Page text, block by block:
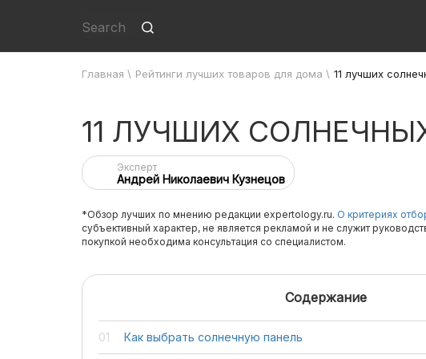
Главная \ Рейтинги лучших товаров для дома \ 11 лучших
11 ЛУЧШИХ
Эксперт
Андрей Николаевич Кузнецов
*Обзор лучших по мнению редакции expertology.ru. О критериях
субъективный характер, не является рекламой и не служит
покупкой необходима консультация со специалистом.
Содержание
Как выбрать солнечную панель